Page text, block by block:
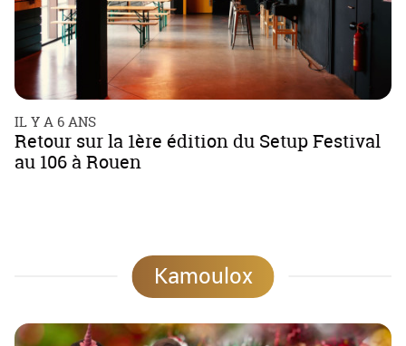
IL Y A 6 ANS
Retour sur la 1ère édition du Setup Festival
au 106 à Rouen
Kamoulox